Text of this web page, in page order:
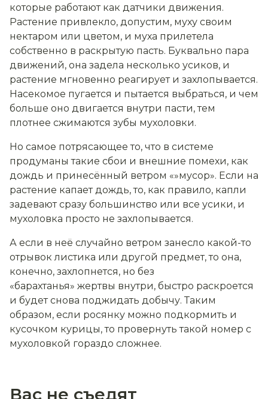
которые работают как датчики движения.
Растение привлекло, допустим, муху своим
нектаром или цветом, и муха прилетела
собственно в раскрытую пасть. Буквально пара
движений, она задела несколько усиков, и
растение мгновенно реагирует и захлопывается.
Насекомое пугается и пытается выбраться, и чем
больше оно двигается внутри пасти, тем
плотнее сжимаются зубы мухоловки.
Но самое потрясающее то, что в системе
продуманы такие сбои и внешние помехи, как
дождь и принесённый ветром «»мусор». Если на
растение капает дождь, то, как правило, капли
задевают сразу большинство или все усики, и
мухоловка просто не захлопывается.
А если в неё случайно ветром занесло какой-то
отрывок листика или другой предмет, то она,
конечно, захлопнется, но без
«барахтанья» жертвы внутри, быстро раскроется
и будет снова поджидать добычу. Таким
образом, если росянку можно подкормить и
кусочком курицы, то провернуть такой номер с
мухоловкой гораздо сложнее.
Вас не съедят